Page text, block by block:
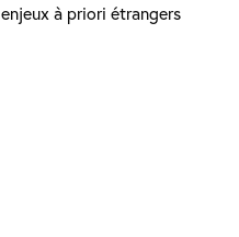
à priori étrangers